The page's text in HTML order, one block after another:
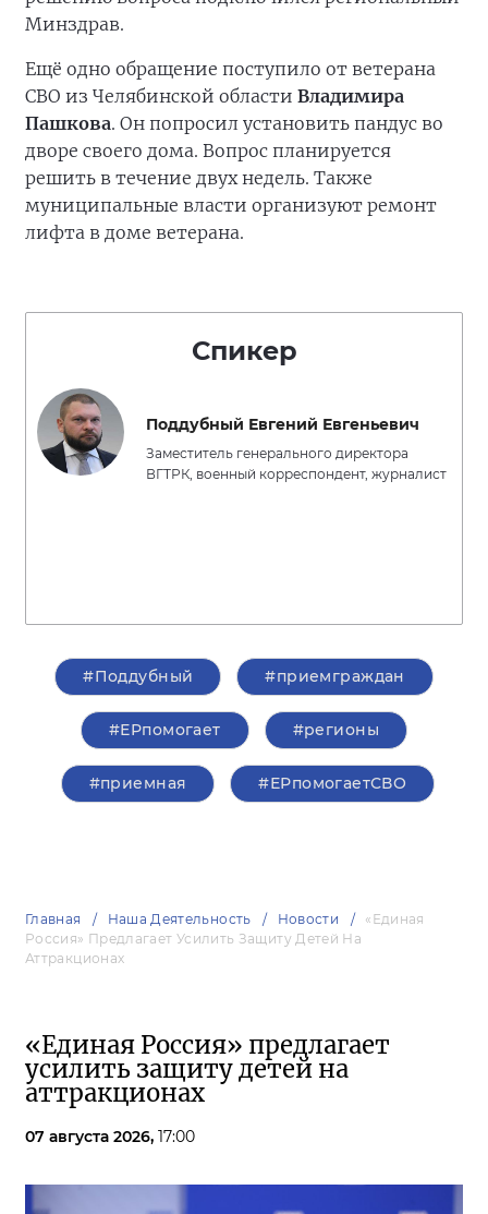
Минздрав.
Ещё одно обращение поступило от ветерана
СВО из Челябинской области Владимира
Пашкова. Он попросил установить пандус во
дворе своего дома. Вопрос планируется
решить в течение двух недель. Также
муниципальные власти организуют ремонт
лифта в доме ветерана.
Спикер
Поддубный Евгений Евгеньевич
Заместитель генерального директора
ВГТРК, военный корреспондент, журналист
#Поддубный #приемграждан
#ЕРпомогает #регионы
#приемная #ЕРпомогаетСВО
Главная Наша Деятельность Новости
«Единая
Россия» Предлагает Усилить Защиту Детей На
Аттракционах
«Единая Россия» предлагает
усилить защиту детей на
аттракционах
07 августа 2026, 17:00